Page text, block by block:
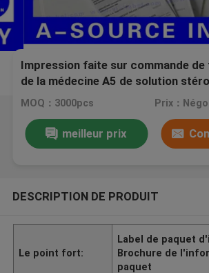
Impression faite sur commande
de la médecine A5 de solution
pour la testostérone d'injection
MOQ：3000pcs Prix：
meilleur prix
DESCRIPTION DE PRODUIT
Le point fort:
Label de paquet
Brochure de
paquet